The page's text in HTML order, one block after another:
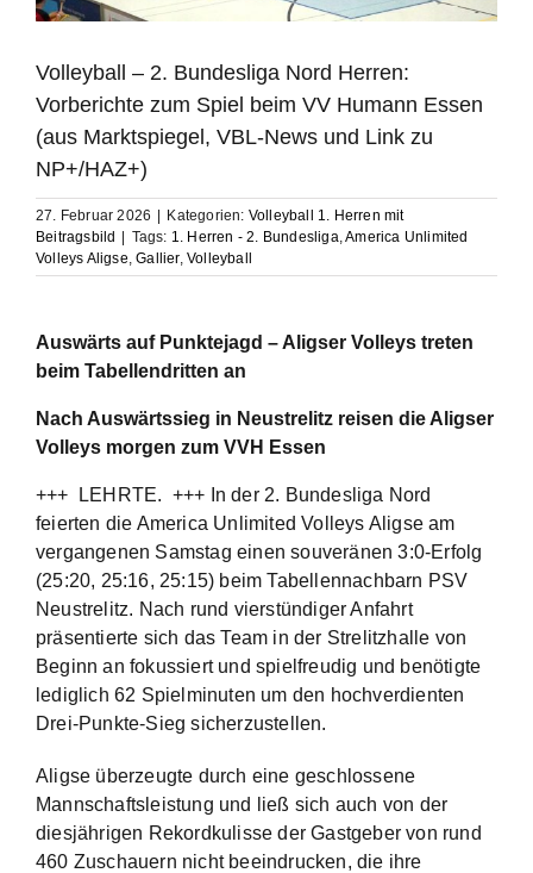
Volleyball – 2. Bundesliga Nord Herren:
Vorberichte zum Spiel beim VV Humann Essen
(aus Marktspiegel, VBL-News und Link zu
NP+/HAZ+)
27. Februar 2026 | Kategorien: Volleyball 1. Herren mit
Beitragsbild | Tags: 1. Herren - 2. Bundesliga ,America Unlimited
Volleys Aligse ,Gallier,Volleyball
Auswärts auf Punktejagd – Aligser Volleys treten
beim Tabellendritten an
Nach Auswärtssieg in Neustrelitz reisen die Aligser
Volleys morgen zum VVH Essen
+++ LEHRTE. +++ In der 2. Bundesliga Nord
feierten die America Unlimited Volleys Aligse am
vergangenen Samstag einen souveränen 3:0-Erfolg
(25:20, 25:16, 25:15) beim Tabellennachbarn PSV
Neustrelitz. Nach rund vierstündiger Anfahrt
präsentierte sich das Team in der Strelitzhalle von
Beginn an fokussiert und spielfreudig und benötigte
lediglich 62 Spielminuten um den hochverdienten
Drei-Punkte-Sieg sicherzustellen.
Aligse überzeugte durch eine geschlossene
Mannschaftsleistung und ließ sich auch von der
diesjährigen Rekordkulisse der Gastgeber von rund
460 Zuschauern nicht beeindrucken, die ihre